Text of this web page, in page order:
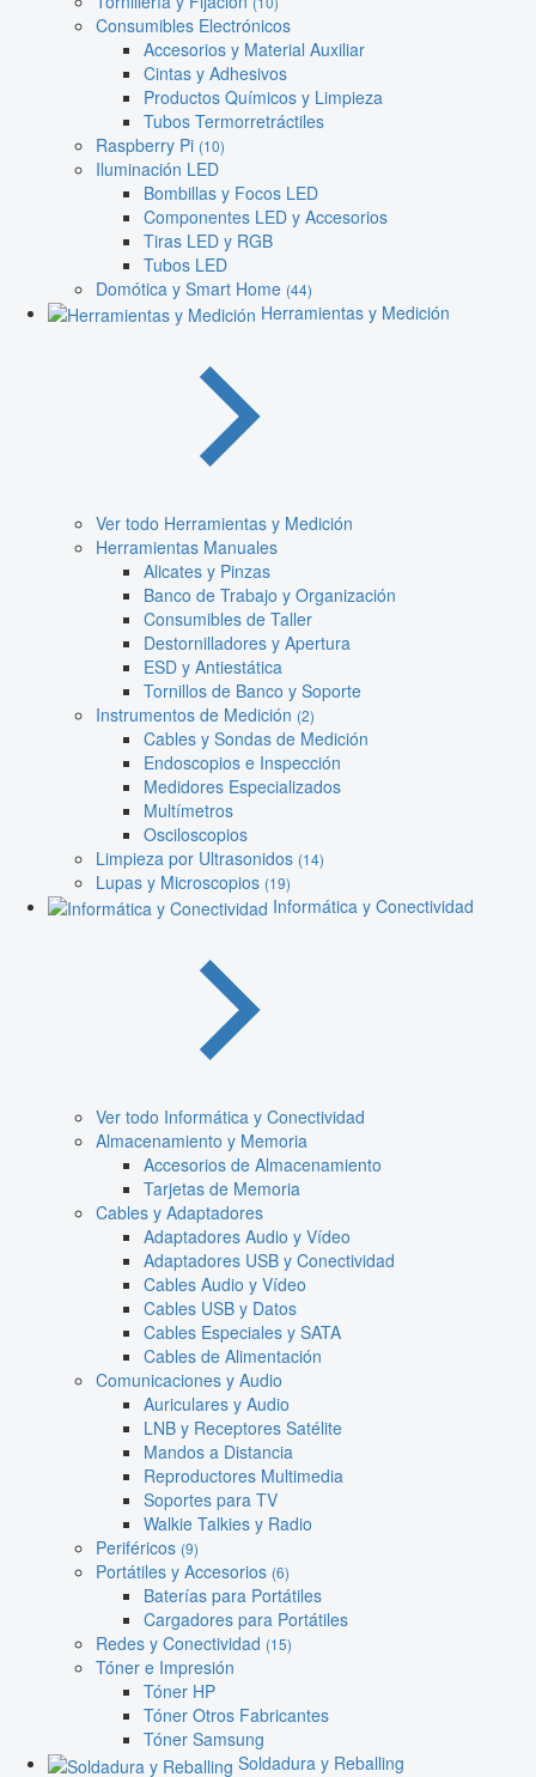
Consumibles Electrónicos
Accesorios y Material Auxiliar
Cintas y Adhesivos
Productos Químicos y Limpieza
Tubos Termorretráctiles
Raspberry Pi (10)
Iluminación LED
Bombillas y Focos LED
Componentes LED y Accesorios
Tiras LED y RGB
Tubos LED
Domótica y Smart Home (44)
Herramientas y Medición
Ver todo Herramientas y Medición
Herramientas Manuales
Alicates y Pinzas
Banco de Trabajo y Organización
Consumibles de Taller
Destornilladores y Apertura
ESD y Antiestática
Tornillos de Banco y Soporte
Instrumentos de Medición (2)
Cables y Sondas de Medición
Endoscopios e Inspección
Medidores Especializados
Multímetros
Osciloscopios
Limpieza por Ultrasonidos (14)
Lupas y Microscopios (19)
Informática y Conectividad
Ver todo Informática y Conectividad
Almacenamiento y Memoria
Accesorios de Almacenamiento
Tarjetas de Memoria
Cables y Adaptadores
Adaptadores Audio y Vídeo
Adaptadores USB y Conectividad
Cables Audio y Vídeo
Cables USB y Datos
Cables Especiales y SATA
Cables de Alimentación
Comunicaciones y Audio
Auriculares y Audio
LNB y Receptores Satélite
Mandos a Distancia
Reproductores Multimedia
Soportes para TV
Walkie Talkies y Radio
Periféricos (9)
Portátiles y Accesorios (6)
Baterías para Portátiles
Cargadores para Portátiles
Redes y Conectividad (15)
Tóner e Impresión
Tóner HP
Tóner Otros Fabricantes
Tóner Samsung
Soldadura y Reballing